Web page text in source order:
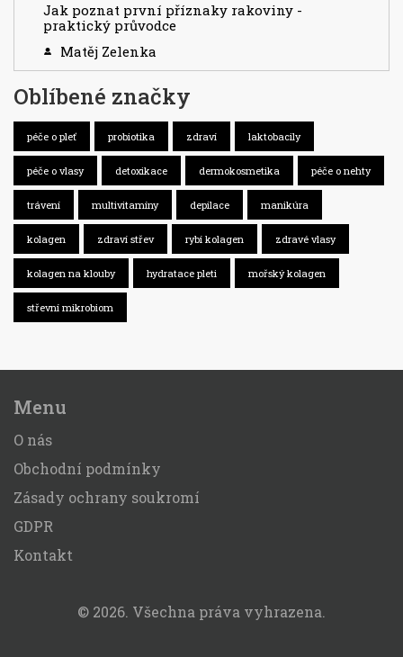
Jak poznat první příznaky rakoviny -
praktický průvodce
Matěj Zelenka
Oblíbené značky
péče o pleť probiotika zdraví laktobacily
péče o vlasy detoxikace dermokosmetika péče o nehty
trávení multivitamíny depilace manikúra
kolagen zdraví střev rybí kolagen zdravé vlasy
kolagen na klouby hydratace pleti mořský kolagen
střevní mikrobiom
Menu
O nás
Obchodní podmínky
Zásady ochrany soukromí
GDPR
Kontakt
© 2026. Všechna práva vyhrazena.